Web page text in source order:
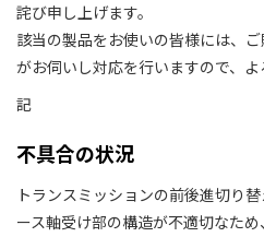
詫び申し上げます。
該当の製品をお使いの皆様には、
がお伺いし対応を行いますので、よ
記
不具合の状況
トランスミッションの前後進切り
ース軸受け部の構造が不適切なた